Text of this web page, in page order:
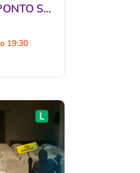
CRIS PEREIRA PONTO SHOW 5.0 EM TRÊS PASSOS
19:30